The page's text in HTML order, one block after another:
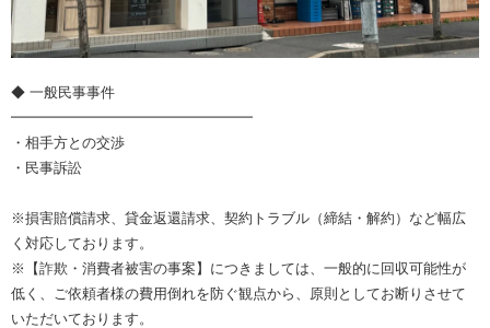
◆ 一般民事事件
━━━━━━━━━━━━━━━━━
・相手方との交渉
・民事訴訟
※損害賠償請求、貸金返還請求、契約トラブル（締結・解約）など幅広
く対応しております。
※【詐欺・消費者被害の事案】につきましては、一般的に回収可能性が
低く、ご依頼者様の費用倒れを防ぐ観点から、原則としてお断りさせて
いただいております。